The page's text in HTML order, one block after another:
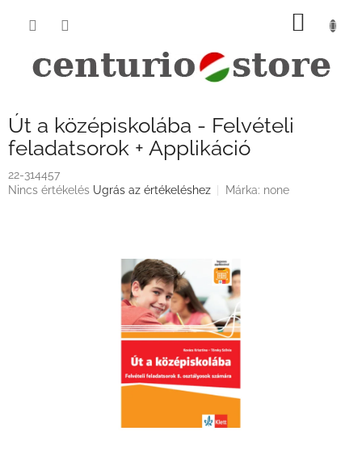
KOSÁR
Út a középiskolába - Felvételi
feladatsorok + Applikáció
22-314457
A
Nincs értékelés Ugrás az értékeléshez Márka: none